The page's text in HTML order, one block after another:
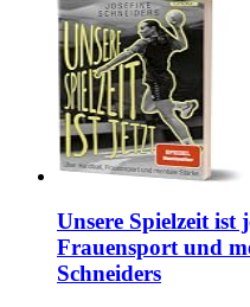
Unsere Spielzeit
Frauensport und
Schneiders